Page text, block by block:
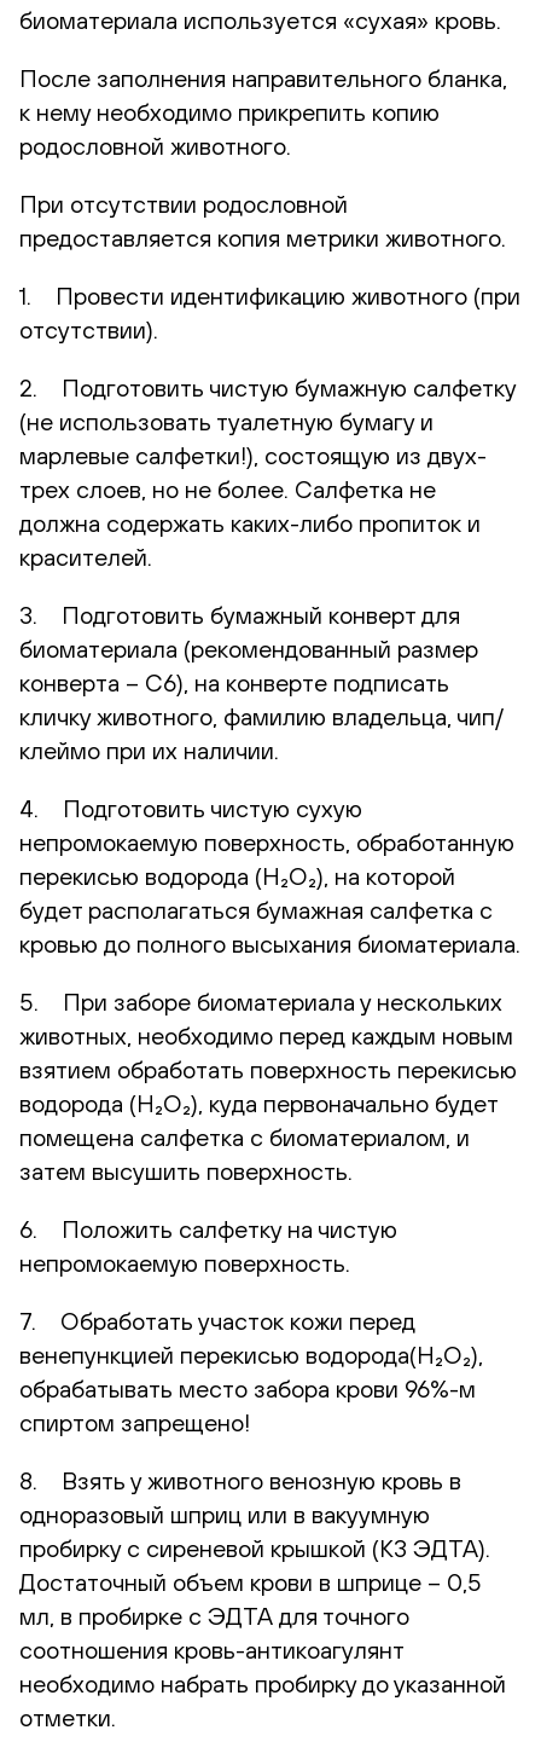
биоматериала используется «сухая» кровь.
После заполнения направительного бланка,
к нему необходимо прикрепить копию
родословной животного.
При отсутствии родословной
предоставляется копия метрики животного.
1. Провести идентификацию животного (при
отсутствии).
2. Подготовить чистую бумажную салфетку
(не использовать туалетную бумагу и
марлевые салфетки!), состоящую из двух-
трех слоев, но не более. Салфетка не
должна содержать каких-либо пропиток и
красителей.
3. Подготовить бумажный конверт для
биоматериала (рекомендованный размер
конверта – С6), на конверте подписать
кличку животного, фамилию владельца, чип/
клеймо при их наличии.
4. Подготовить чистую сухую
непромокаемую поверхность, обработанную
перекисью водорода (H₂O₂), на которой
будет располагаться бумажная салфетка с
кровью до полного высыхания биоматериала.
5. При заборе биоматериала у нескольких
животных, необходимо перед каждым новым
взятием обработать поверхность перекисью
водорода (H₂O₂), куда первоначально будет
помещена салфетка с биоматериалом, и
затем высушить поверхность.
6. Положить салфетку на чистую
непромокаемую поверхность.
7. Обработать участок кожи перед
венепункцией перекисью водорода(H₂O₂),
обрабатывать место забора крови 96%-м
спиртом запрещено!
8. Взять у животного венозную кровь в
одноразовый шприц или в вакуумную
пробирку с сиреневой крышкой (К3 ЭДТА).
Достаточный объем крови в шприце – 0,5
мл, в пробирке с ЭДТА для точного
соотношения кровь-антикоагулянт
необходимо набрать пробирку до указанной
отметки.